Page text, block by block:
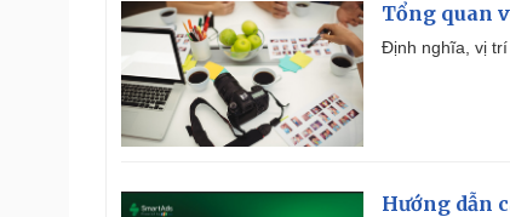
Tổng quan
Định nghĩa, vị trí
Hướng dẫn